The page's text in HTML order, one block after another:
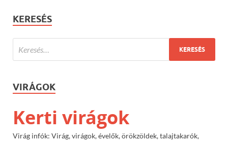
KERESÉS
VIRÁGOK
Kerti virágok
Virág infók: Virág, virágok, évelők, örökzöldek, talajtakarók,